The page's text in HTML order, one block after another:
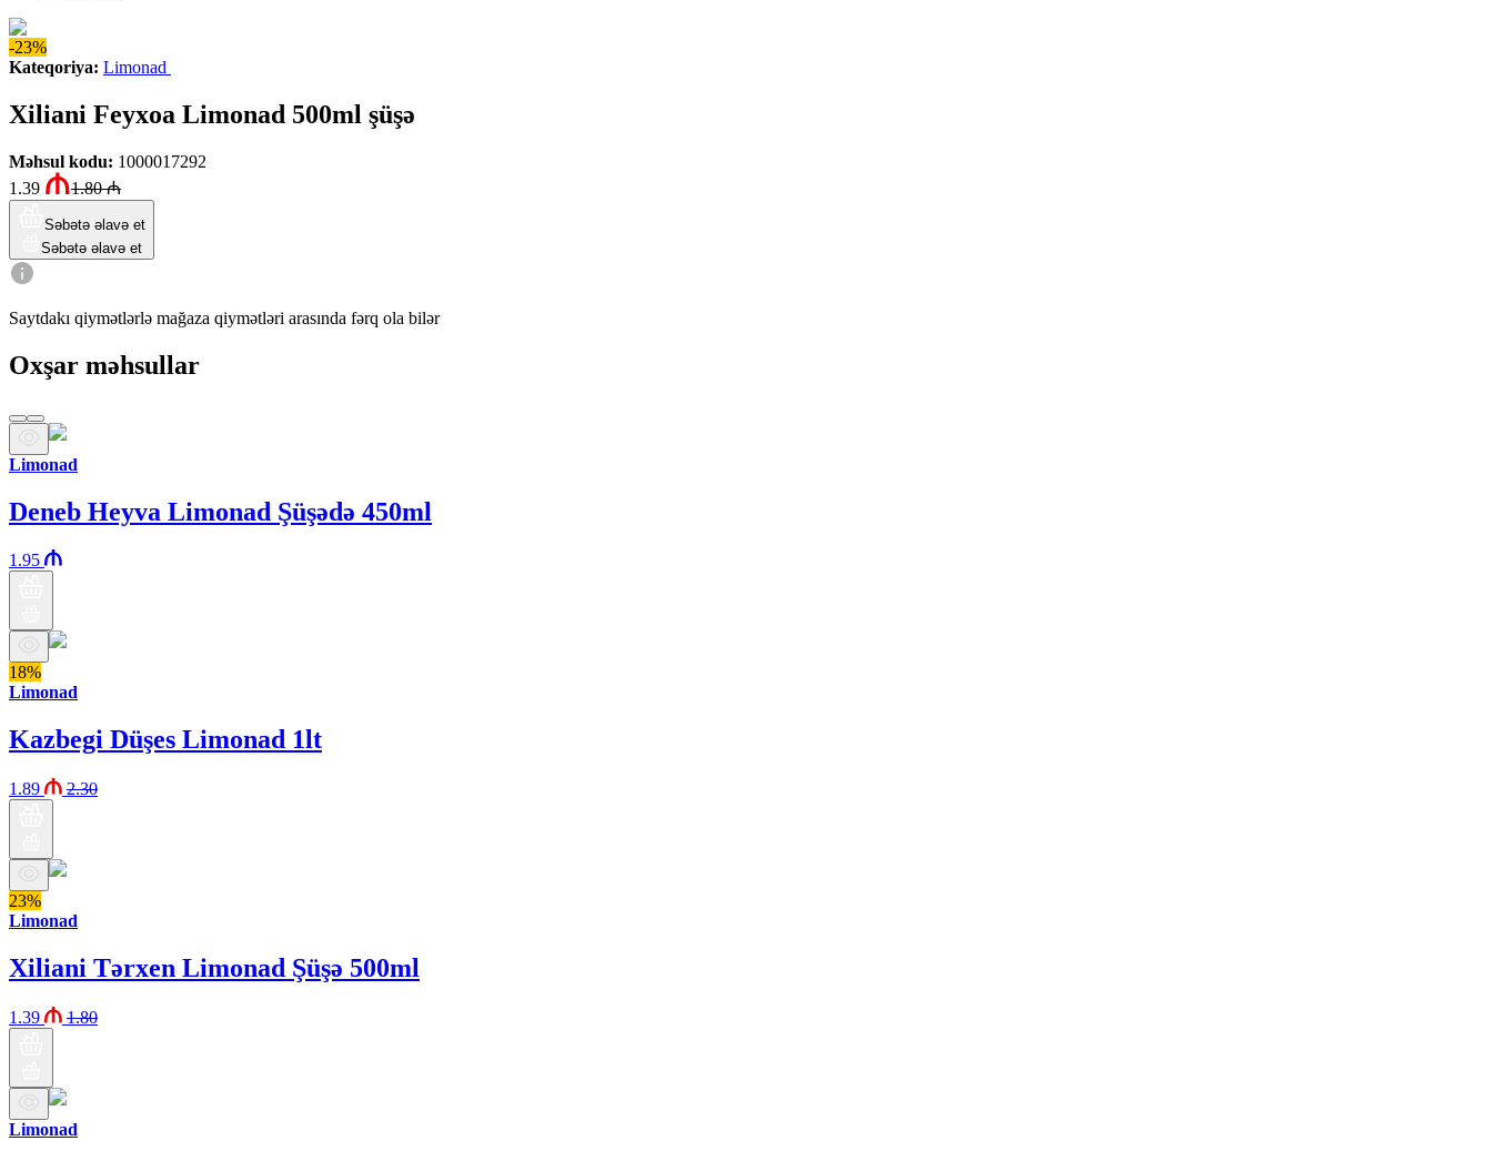
-23%
Kateqoriya: Limonad
Xiliani Feyxoa Limonad 500ml şüşə
Məhsul kodu: 1000017292
1.39
1.80₼
Səbətə əlavə et
Səbətə əlavə et
Saytdakı qiymətlərlə mağaza qiymətləri arasında fərq ola bilər
Oxşar məhsullar
Limonad
Deneb Heyva Limonad Şüşədə 450ml
1.95
18%
Limonad
Kazbegi Düşes Limonad 1lt
1.89 2.30
23%
Limonad
Xiliani Tərxen Limonad Şüşə 500ml
1.39 1.80
Limonad